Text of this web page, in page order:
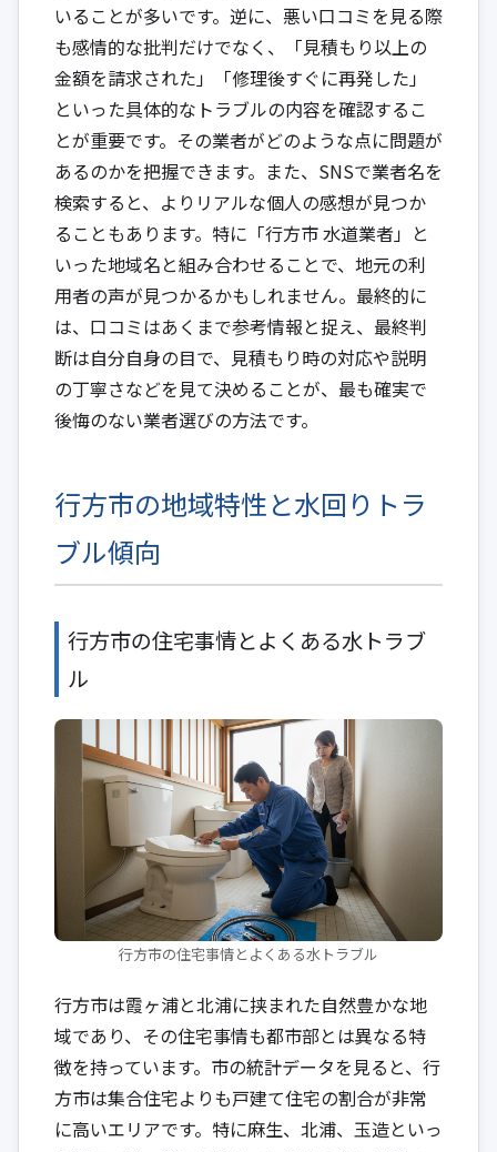
いることが多いです。逆に、悪い口コミを見る際
も感情的な批判だけでなく、「見積もり以上の
金額を請求された」「修理後すぐに再発した」
といった具体的なトラブルの内容を確認するこ
とが重要です。その業者がどのような点に問題が
あるのかを把握できます。また、SNSで業者名を
検索すると、よりリアルな個人の感想が見つか
ることもあります。特に「行方市 水道業者」と
いった地域名と組み合わせることで、地元の利
用者の声が見つかるかもしれません。最終的に
は、口コミはあくまで参考情報と捉え、最終判
断は自分自身の目で、見積もり時の対応や説明
の丁寧さなどを見て決めることが、最も確実で
後悔のない業者選びの方法です。
行方市の地域特性と水回りトラ
ブル傾向
行方市の住宅事情とよくある水トラブ
ル
行方市の住宅事情とよくある水トラブル
行方市は霞ヶ浦と北浦に挟まれた自然豊かな地
域であり、その住宅事情も都市部とは異なる特
徴を持っています。市の統計データを見ると、行
方市は集合住宅よりも戸建て住宅の割合が非常
に高いエリアです。特に麻生、北浦、玉造といっ